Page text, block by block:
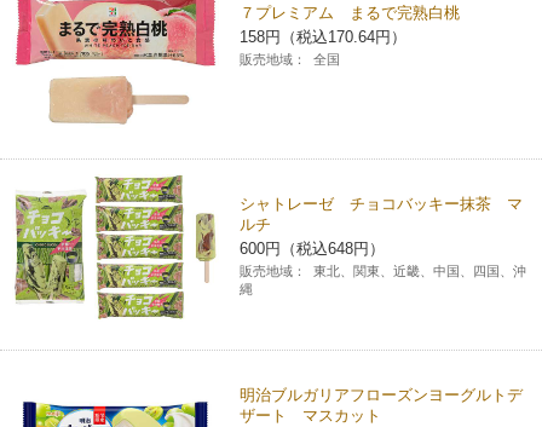
７プレミアム まるで完熟白桃
158円（税込170.64円）
販売地域： 全国
シャトレーゼ チョコバッキー抹茶 マ
ルチ
600円（税込648円）
販売地域：
東北、関東、近畿、中国、四国、沖
縄
明治ブルガリアフローズンヨーグルトデ
ザート マスカット